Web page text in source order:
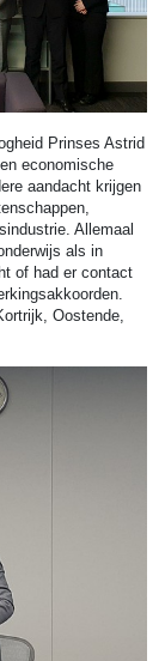
Prinses Astrid
economische
aandacht krijgen
Allemaal
als in
of had er contact
Oostende,